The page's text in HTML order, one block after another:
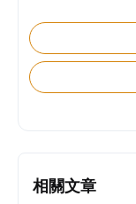
相關文章